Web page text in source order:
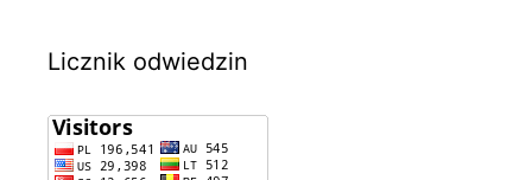
Licznik odwiedzin